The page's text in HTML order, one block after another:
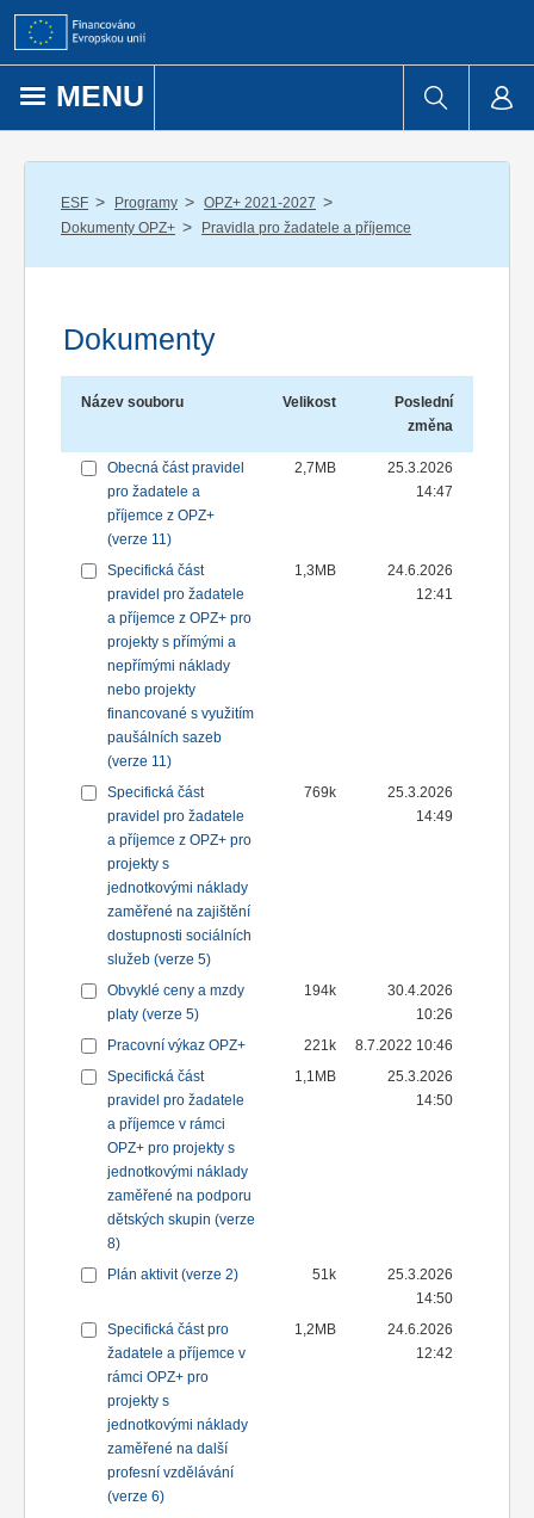
Přejít k obsahu
MENU
ESF / Programy / OPZ+ 2021-2027 /
Dokumenty OPZ+ / Pravidla pro žadatele a příjemce
Dokumenty
Název souboru Velikost
Poslední
změna
Obecná část pravidel
pro žadatele a
příjemce z OPZ+
(verze 11)
2,7MB
25.3.2026
14:47
Specifická část
pravidel pro žadatele
a příjemce z OPZ+ pro
projekty s přímými a
nepřímými náklady
nebo projekty
financované s využitím
paušálních sazeb
(verze 11)
1,3MB
24.6.2026
12:41
Specifická část
pravidel pro žadatele
a příjemce z OPZ+ pro
projekty s
jednotkovými náklady
zaměřené na zajištění
dostupnosti sociálních
služeb (verze 5)
769k
25.3.2026
14:49
Obvyklé ceny a mzdy
platy (verze 5)
194k
30.4.2026
10:26
Pracovní výkaz OPZ+
221k
8.7.2022 10:46
Specifická část
pravidel pro žadatele
a příjemce v rámci
OPZ+ pro projekty s
jednotkovými náklady
zaměřené na podporu
dětských skupin (verze
8)
1,1MB
25.3.2026
14:50
Plán aktivit (verze 2) 51k
25.3.2026
14:50
Specifická část pro
žadatele a příjemce v
rámci OPZ+ pro
projekty s
jednotkovými náklady
zaměřené na další
profesní vzdělávání
(verze 6)
1,2MB
24.6.2026
12:42